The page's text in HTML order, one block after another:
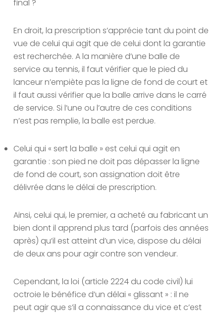
final ?
En droit, la prescription s’apprécie tant du point de
vue de celui qui agit que de celui dont la garantie
est recherchée. A la manière d’une balle de
service au tennis, il faut vérifier que le pied du
lanceur n’empiète pas la ligne de fond de court et
il faut aussi vérifier que la balle arrive dans le carré
de service. Si l’une ou l’autre de ces conditions
n’est pas remplie, la balle est perdue.
Celui qui « sert la balle » est celui qui agit en
garantie : son pied ne doit pas dépasser la ligne
de fond de court, son assignation doit être
délivrée dans le délai de prescription.
Ainsi, celui qui, le premier, a acheté au fabricant un
bien dont il apprend plus tard (parfois des années
après) qu’il est atteint d’un vice, dispose du délai
de deux ans pour agir contre son vendeur.
Cependant, la loi (article 2224 du code civil) lui
octroie le bénéfice d’un délai « glissant » : il ne
peut agir que s’il a connaissance du vice et c’est